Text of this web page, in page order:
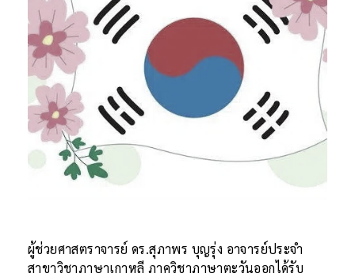
ผู้ช่วยศาสตราจารย์ ดร.สุภาพร บุญรุ่ง อาจารย์ประจำ
สาขาวิชาภาษาเกาหลี ภาควิชาภาษาตะวันออกได้รับ